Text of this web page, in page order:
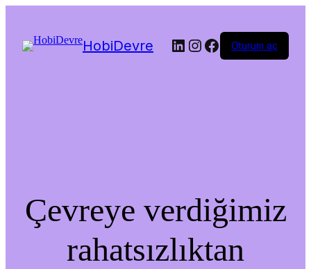
HobiDevre LinkedIn
Instagram
Facebook
Oturum aç
Çevreye verdiğimiz
rahatsızlıktan